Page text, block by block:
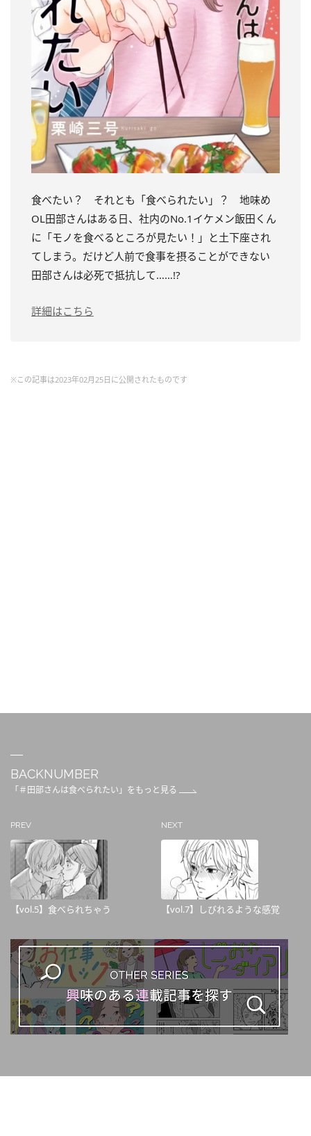
食べたい？ それとも「食べられたい」？ 地味め
OL田部さんはある日、社内のNo.1イケメン飯田くん
に「モノを食べるところが見たい！」と土下座され
てしまう。だけど人前で食事を摂ることができない
田部さんは必死で抵抗して……!?
詳細はこちら
※この記事は2023年02月25日に公開されたものです
BACKNUMBER
「＃田部さんは食べられたい」をもっと見る
PREV
【vol.5】食べられちゃう
NEXT
【vol.7】しびれるような感覚